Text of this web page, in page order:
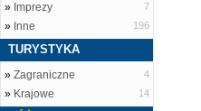
» Imprezy 7
» Inne 196
TURYSTYKA
» Zagraniczne 4
» Krajowe 14